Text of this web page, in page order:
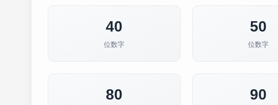
40
位数字
50
位数字
80 90